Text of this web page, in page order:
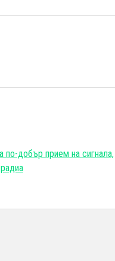
по-добър прием на сигнала,